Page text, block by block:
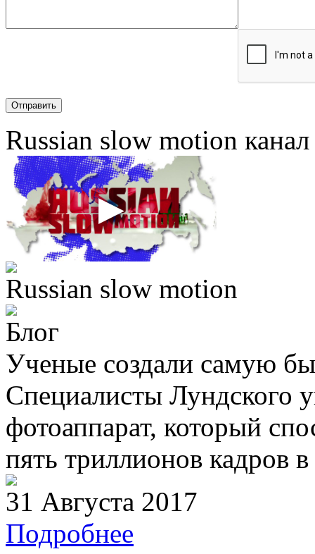
Russian slow motion
Russian slow motion
Блог
Ученые создали самую
Специалисты Лундского
фотоаппарат, который
пять триллионов кадров
31 Августа 2017
Подробнее